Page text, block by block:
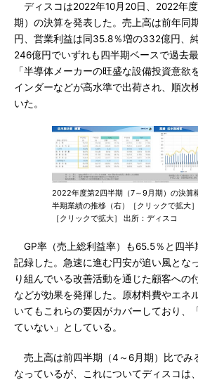
ディスコは2022年10月20日、2022年
期）の決算を発表した。売上高は前年同
円、営業利益は同35.8％増の332億円、
246億円でいずれも四半期ベースで過去
「半導体メーカーの旺盛な設備投資意欲
インダーなどが高水準で出荷され、順次
いた。
2022年度第2四半期（7～9月期）の決算
半期業績の推移（右）［クリックで拡大
［クリックで拡大］ 出所：ディスコ
GP率（売上総利益率）も65.5％と四半
記録した。急速に進む円安が追い風とな
り組んでいる改善活動を通じた顧客への
などが効果を発揮した。原材料費やエネ
いてもこれらの要因がカバーしており、
ていない」としている。
売上高は前四半期（4～6月期）比でみ
なっているが、これについてディスコは